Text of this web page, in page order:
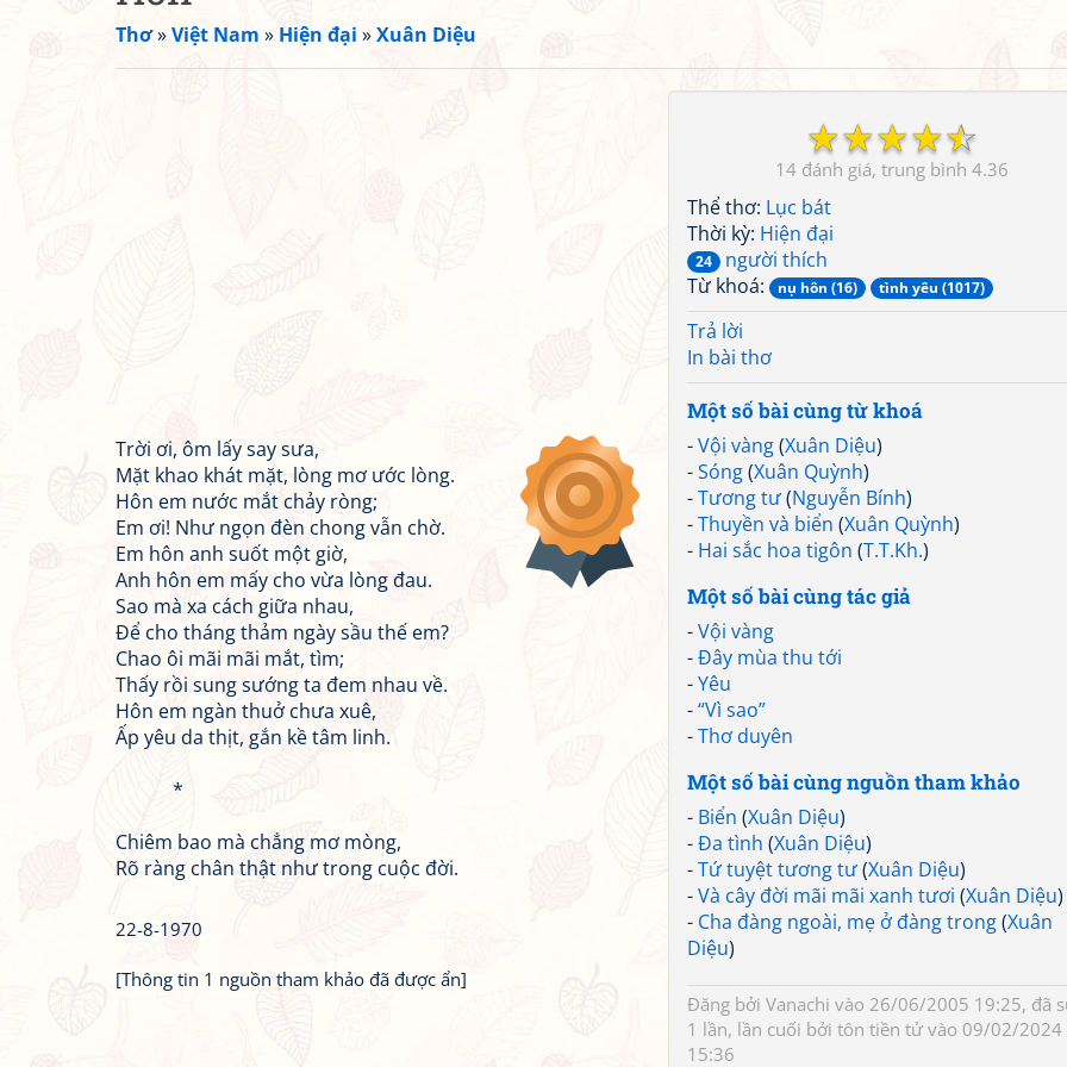
Thơ»Việt Nam » Hiện đại »Xuân Diệu
☆
☆
☆
☆
☆
14 4.36
Thể thơ: Lục bát
Thời kỳ: Hiện đại
24
người thích
Từ khoá:
nụ hôn (16) tình yêu (1017)
Trả lời
In bài thơ
Một số bài cùng từ khoá
-Vội vàng(Xuân Diệu)
-Sóng(Xuân Quỳnh)
-Tương tư(Nguyễn Bính)
-Thuyền và biển (Xuân Quỳnh)
- Hai sắc hoa tigôn (T.T.Kh.)
Một số bài cùng tác giả
-Vội vàng
-Đây mùa thu tới
-Yêu
-“Vì sao”
-Thơ duyên
Một số bài cùng nguồn tham khảo
- Biển (Xuân Diệu)
-Đa tình (Xuân Diệu)
-Tứ tuyệt tương tư(Xuân Diệu)
-Và cây đời mãi mãi xanh tươi (Xuân Diệu)
- Cha đàng ngoài, mẹ ở đàng trong(Xuân
Diệu)
Đăng bởi Vanachi vào 26/06/2005 19:25, đã
1 lần, lần cuối bởi tôn tiền tửvào 09/02/2024
15:36
Trời ơi, ôm lấy say sưa,
Mặt khao khát mặt, lòng mơ ước lòng.
Hôn em nước mắt chảy ròng;
Em ơi! Như ngọn đèn chong vẫn chờ.
Em hôn anh suốt một giờ,
Anh hôn em mấy cho vừa lòng đau.
Sao mà xa cách giữa nhau,
Để cho tháng thảm ngày sầu thế em?
Chao ôi mãi mãi mắt, tìm;
Thấy rồi sung sướng ta đem nhau về.
Hôn em ngàn thuở chưa xuê,
Ấp yêu da thịt, gắn kề tâm linh.
*
Chiêm bao mà chẳng mơ mòng,
Rõ ràng chân thật như trong cuộc đời.
22-8-1970
[Thông tin 1 nguồn tham khảo đã được ẩn]